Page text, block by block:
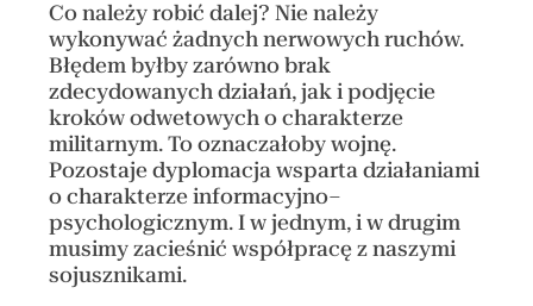
Co należy robić dalej? Nie należy
wykonywać żadnych nerwowych ruchów.
Błędem byłby zarówno brak
zdecydowanych działań, jak i podjęcie
kroków odwetowych o charakterze
militarnym. To oznaczałoby wojnę.
Pozostaje dyplomacja wsparta działaniami
o charakterze informacyjno–
psychologicznym. I w jednym, i w drugim
musimy zacieśnić współpracę z naszymi
sojusznikami.